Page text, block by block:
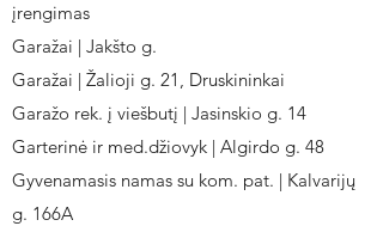
įrengimas
Garažai | Jakšto g.
Garažai | Žalioji g. 21, Druskininkai
Garažo rek. į viešbutį | Jasinskio g. 14
Garterinė ir med.džiovyk | Algirdo g. 48
Gyvenamasis namas su kom. pat. | Kalvarijų
g. 166A